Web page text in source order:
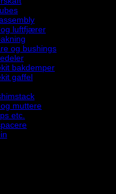
luftfjærer
og bushings
bakdemper
gaffel
muttere
etc.